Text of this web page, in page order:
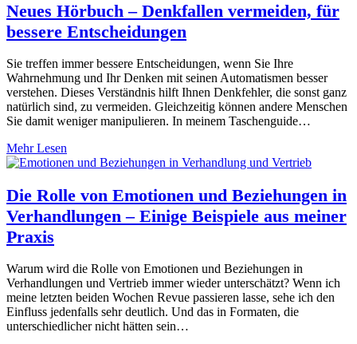
Neues Hörbuch – Denkfallen vermeiden, für
bessere Entscheidungen
Sie treffen immer bessere Entscheidungen, wenn Sie Ihre
Wahrnehmung und Ihr Denken mit seinen Automatismen besser
verstehen. Dieses Verständnis hilft Ihnen Denkfehler, die sonst ganz
natürlich sind, zu vermeiden. Gleichzeitig können andere Menschen
Sie damit weniger manipulieren. In meinem Taschenguide…
Mehr Lesen
Die Rolle von Emotionen und Beziehungen in
Verhandlungen – Einige Beispiele aus meiner
Praxis
Warum wird die Rolle von Emotionen und Beziehungen in
Verhandlungen und Vertrieb immer wieder unterschätzt? Wenn ich
meine letzten beiden Wochen Revue passieren lasse, sehe ich den
Einfluss jedenfalls sehr deutlich. Und das in Formaten, die
unterschiedlicher nicht hätten sein…